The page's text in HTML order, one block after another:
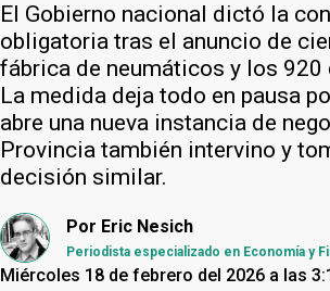
El Gobierno nacional dictó la
obligatoria tras el anuncio de
fábrica de neumáticos y los 920
La medida deja todo en pausa
abre una nueva instancia de
Provincia también intervino y
decisión similar.
Por Eric Nesich
Periodista especializado en Economía y
Miércoles 18 de febrero del 2026 a las